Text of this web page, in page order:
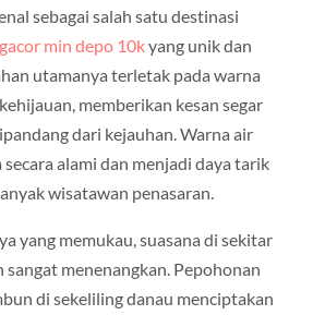
sebagai salah satu destinasi
min depo 10kyang unik dan
utamanya terletak pada warna
memberikan kesan segar
dari kejauhan. Warna air
alami dan menjadi daya tarik
wisatawan penasaran.
yang memukau, suasana di sekitar
sangat menenangkan. Pepohonan
di sekeliling danau menciptakan